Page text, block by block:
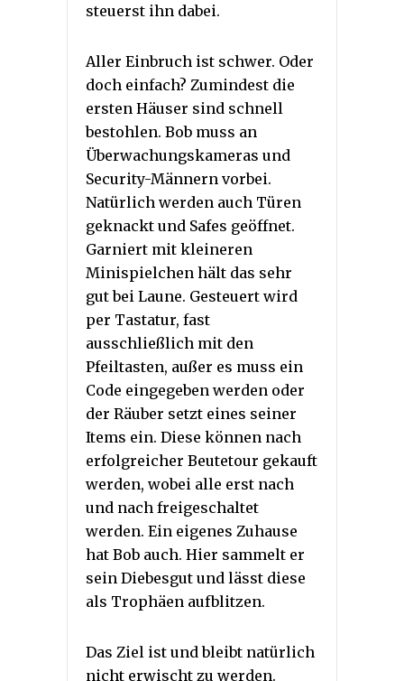
steuerst ihn dabei.
Aller Einbruch ist schwer. Oder
doch einfach? Zumindest die
ersten Häuser sind schnell
bestohlen. Bob muss an
Überwachungskameras und
Security-Männern vorbei.
Natürlich werden auch Türen
geknackt und Safes geöffnet.
Garniert mit kleineren
Minispielchen hält das sehr
gut bei Laune. Gesteuert wird
per Tastatur, fast
ausschließlich mit den
Pfeiltasten, außer es muss ein
Code eingegeben werden oder
der Räuber setzt eines seiner
Items ein. Diese können nach
erfolgreicher Beutetour gekauft
werden, wobei alle erst nach
und nach freigeschaltet
werden. Ein eigenes Zuhause
hat Bob auch. Hier sammelt er
sein Diebesgut und lässt diese
als Trophäen aufblitzen.
Das Ziel ist und bleibt natürlich
nicht erwischt zu werden.